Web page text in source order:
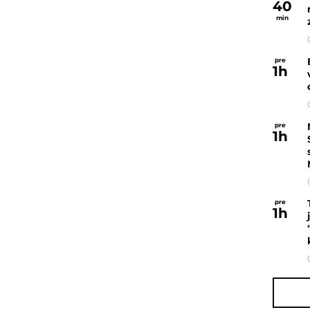
40
min
pre
1h
pre
1h
pre
1h